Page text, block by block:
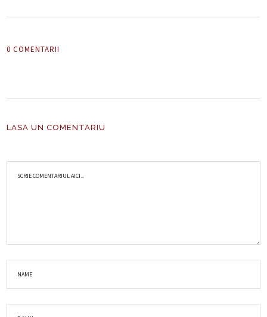
0 COMENTARII
LASA UN COMENTARIU